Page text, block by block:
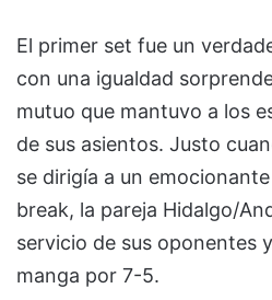
El primer set fue un
con una igualdad
mutuo que mantuvo a los
de sus asientos. Justo
se dirigía a un
break, la pareja Hidalgo/
servicio de sus oponentes
manga por 7-5.